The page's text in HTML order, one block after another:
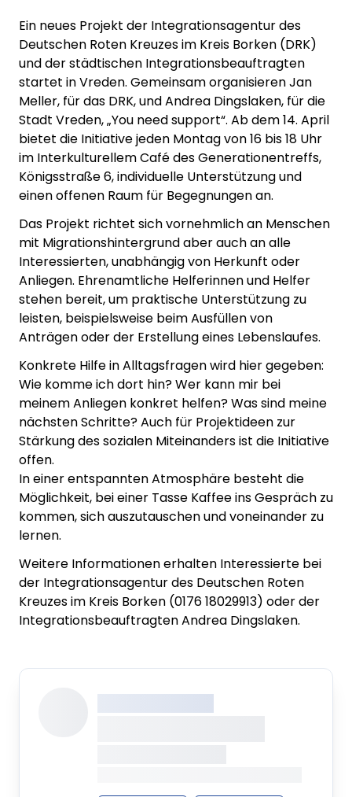
Ein neues Projekt der Integrationsagentur des
Deutschen Roten Kreuzes im Kreis Borken (DRK)
und der städtischen Integrationsbeauftragten
startet in Vreden. Gemeinsam organisieren Jan
Meller, für das DRK, und Andrea Dingslaken, für die
Stadt Vreden, „You need support“. Ab dem 14. April
bietet die Initiative jeden Montag von 16 bis 18 Uhr
im Interkulturellem Café des Generationentreffs,
Königsstraße 6, individuelle Unterstützung und
einen offenen Raum für Begegnungen an.
Das Projekt richtet sich vornehmlich an Menschen
mit Migrationshintergrund aber auch an alle
Interessierten, unabhängig von Herkunft oder
Anliegen. Ehrenamtliche Helferinnen und Helfer
stehen bereit, um praktische Unterstützung zu
leisten, beispielsweise beim Ausfüllen von
Anträgen oder der Erstellung eines Lebenslaufes.
Konkrete Hilfe in Alltagsfragen wird hier gegeben:
Wie komme ich dort hin? Wer kann mir bei
meinem Anliegen konkret helfen? Was sind meine
nächsten Schritte? Auch für Projektideen zur
Stärkung des sozialen Miteinanders ist die Initiative
offen.
In einer entspannten Atmosphäre besteht die
Möglichkeit, bei einer Tasse Kaffee ins Gespräch zu
kommen, sich auszutauschen und voneinander zu
lernen.
Weitere Informationen erhalten Interessierte bei
der Integrationsagentur des Deutschen Roten
Kreuzes im Kreis Borken (0176 18029913) oder der
Integrationsbeauftragten Andrea Dingslaken.